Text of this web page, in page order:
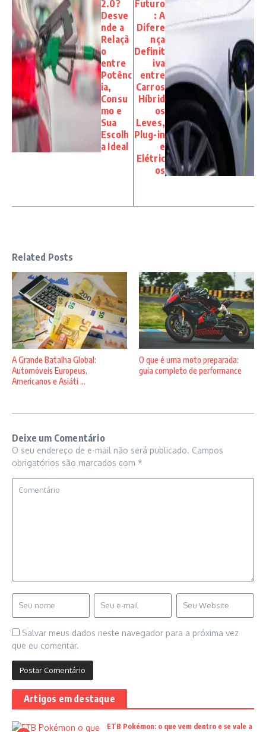
2.0?
Desve
nde a
Relaçã
o
entre
Potênc
ia,
Consu
mo e
Sua
Escolh
a Ideal
Futuro
: A
Difere
nça
Definit
iva
entre
Carros
Híbrid
os
Leves,
Plug-in
e
Elétric
os
Related Posts
A Grande Batalha Global:
Automóveis Europeus,
Americanos e Asiáti ...
O que é uma moto preparada:
guia completo de performance
Deixe um Comentário
O seu endereço de e-mail não será publicado. Campos
obrigatórios são marcados com *
Salvar meus dados neste navegador para a próxima vez
que eu comentar.
Artigos em destaque
ETB Pokémon: o que vem dentro e se vale a